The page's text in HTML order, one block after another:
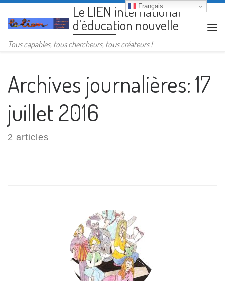
Passer au contenuLe LIEN international
d'éducation nouvelle
Tous capables, tous chercheurs, tous créateurs !
Archives journalières:17
juillet 2016
2 articles
Français